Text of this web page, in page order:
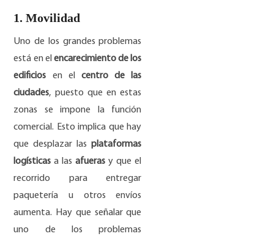
1. Movilidad
Uno de los grandes problemas
está en el encarecimiento de los
edificios en el centro de las
ciudades, puesto que en estas
zonas se impone la función
comercial. Esto implica que hay
que desplazar lasplataformas
logísticasa las afuerasy que el
recorrido para entregar
paquetería u otros envíos
aumenta. Hay que señalar que
uno de los problemas